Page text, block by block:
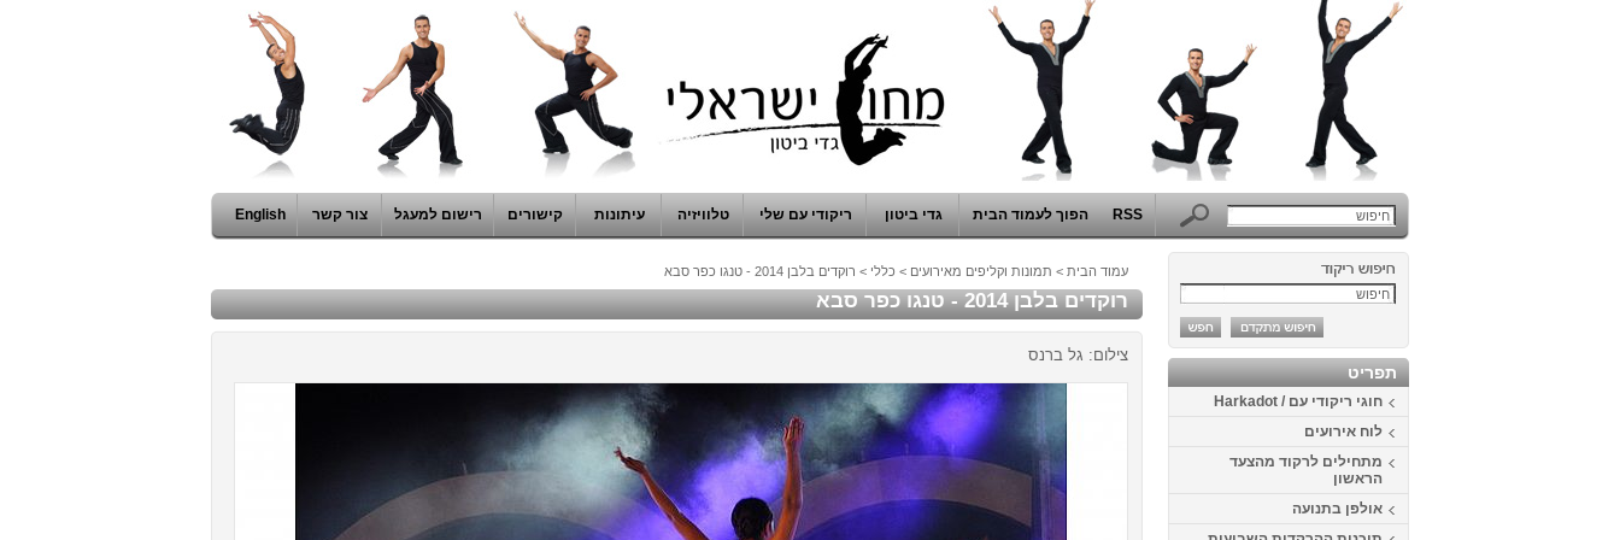
RSS הפוך לעמוד הבית גדי ביטון ריקודי עם שלי טלוויזיה עיתונות קישורים רישום למעגל צור קשר English
תפריט
חוגי ריקודי עם / Harkadot
לוח אירועים
מתחילים לרקוד מהצעד
הראשון
אולפן בתנועה
עמוד הבית > תמונות וקליפים מאירועים > כללי > רוקדים בלבן 2014 - טנגו כפר סבא
רוקדים בלבן 2014 - טנגו כפר סבא
צילום: גל ברנס